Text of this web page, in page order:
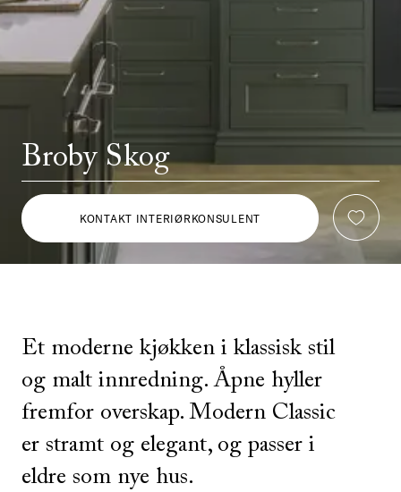
Broby Skog
KONTAKT INTERIØRKONSULENT
Et moderne kjøkken i klassisk stil
og malt innredning. Åpne hyller
fremfor overskap. Modern Classic
er stramt og elegant, og passer i
eldre som nye hus.